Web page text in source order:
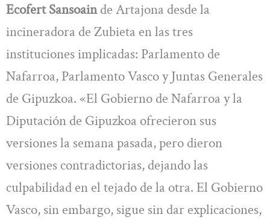
Ecofert Sansoainde Artajona desde la
incineradora de Zubieta en las tres
instituciones implicadas: Parlamento de
Nafarroa, Parlamento Vasco y Juntas Generales
de Gipuzkoa. «El Gobierno de Nafarroa y la
Diputación de Gipuzkoa ofrecieron sus
versiones la semana pasada, pero dieron
versiones contradictorias, dejando las
culpabilidad en el tejado de la otra. El Gobierno
Vasco, sin embargo, sigue sin dar explicaciones,